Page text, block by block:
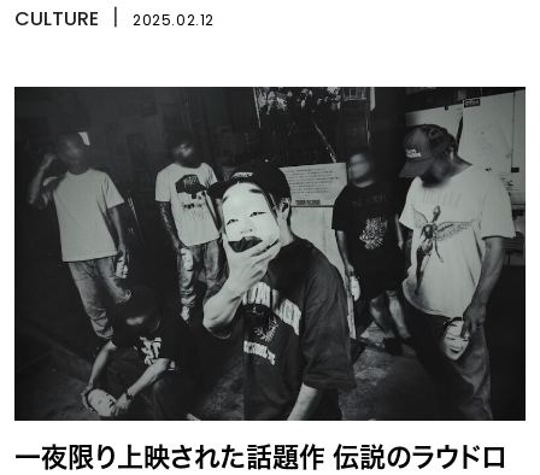
CULTURE 2025.02.12
一夜限り上映された話題作 伝説のラウドロ